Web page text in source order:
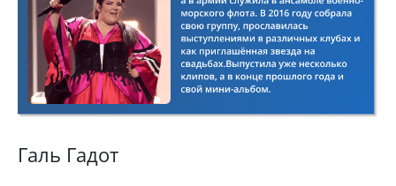
Галь Гадот